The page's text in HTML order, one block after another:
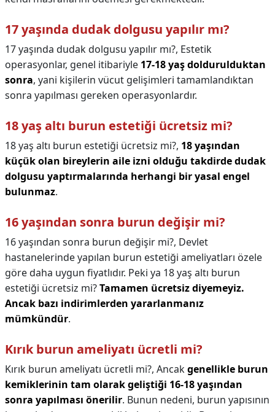
17 yaşında dudak dolgusu yapılır mı?
17 yaşında dudak dolgusu yapılır mı?, Estetik
operasyonlar, genel itibariyle 17-18 yaş doldurulduktan
sonra, yani kişilerin vücut gelişimleri tamamlandıktan
sonra yapılması gereken operasyonlardır.
18 yaş altı burun estetiği ücretsiz mi?
18 yaş altı burun estetiği ücretsiz mi?, 18 yaşından
küçük olan bireylerin aile izni olduğu takdirde dudak
dolgusu yaptırmalarında herhangi bir yasal engel
bulunmaz.
16 yaşından sonra burun değişir mi?
16 yaşından sonra burun değişir mi?, Devlet
hastanelerinde yapılan burun estetiği ameliyatları özele
göre daha uygun fiyatlıdır. Peki ya 18 yaş altı burun
estetiği ücretsiz mi?Tamamen ücretsiz diyemeyiz.
Ancak bazı indirimlerden yararlanmanız
mümkündür.
Kırık burun ameliyatı ücretli mi?
Kırık burun ameliyatı ücretli mi?, Ancakgenellikle burun
kemiklerinin tam olarak geliştiği 16-18 yaşından
sonra yapılması önerilir. Bunun nedeni, burun yapısının